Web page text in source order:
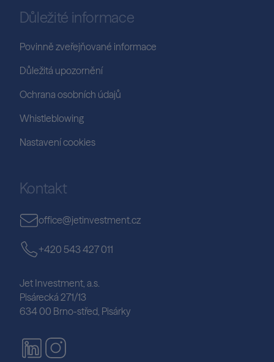
Důležité informace
Povinně zveřejňované informace
Důležitá upozornění
Ochrana osobních údajů
Whistleblowing
Nastavení cookies
Kontakt
office@jetinvestment.cz
+420 543 427 011
Jet Investment, a.s.
Pisárecká 271/13
634 00 Brno-střed, Pisárky